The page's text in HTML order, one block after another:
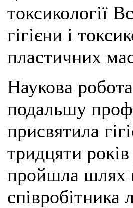
токсикології
гігієни і
пластичних
Наукова
подальшу
присвятила
тридцяти
пройшла шлях
співробітника